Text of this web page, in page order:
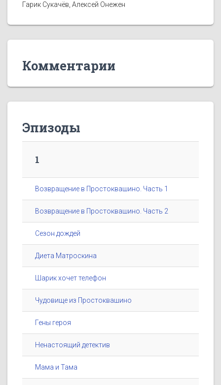
Гарик Сукачёв, Алексей Онежен
Комментарии
Эпизоды
1
Возвращение в Простоквашино. Часть 1
Возвращение в Простоквашино. Часть 2
Сезон дождей
Диета Матроскина
Шарик хочет телефон
Чудовище из Простоквашино
Гены героя
Ненастоящий детектив
Мама и Тама